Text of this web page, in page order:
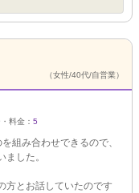
（女性/40代/自営業）
料金： 5
組み合わせできるので、
した。
方とお話していたのです